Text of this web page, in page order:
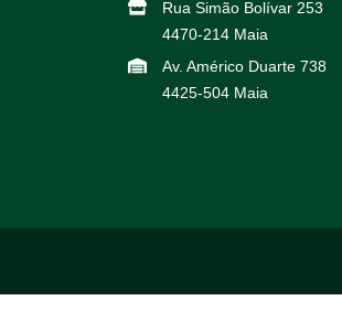
Rua Simão Bolívar 253
4470-214 Maia
Av. Américo Duarte 738
4425-504 Maia